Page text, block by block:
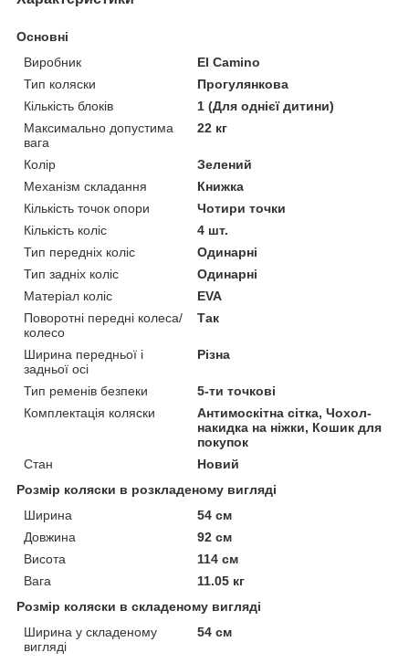
Основні
Виробник
El Camino
Тип коляски
Прогулянкова
Кількість блоків
1 (Для однієї дитини)
Максимально допустима
вага
22 кг
Колір
Зелений
Механізм складання
Книжка
Кількість точок опори
Чотири точки
Кількість коліс
4 шт.
Тип передніх коліс
Одинарні
Тип задніх коліс
Одинарні
Матеріал коліс
EVA
Поворотні передні колеса/
колесо
Так
Ширина передньої і
задньої осі
Різна
Тип ременів безпеки
5-ти точкові
Комплектація коляски
Антимоскітна сітка, Чохол-
накидка на ніжки, Кошик для
покупок
Стан
Новий
Розмір коляски в розкладеному вигляді
Ширина
54 см
Довжина
92 см
Висота
114 см
Вага
11.05 кг
Розмір коляски в складеному вигляді
Ширина у складеному
вигляді
54 см